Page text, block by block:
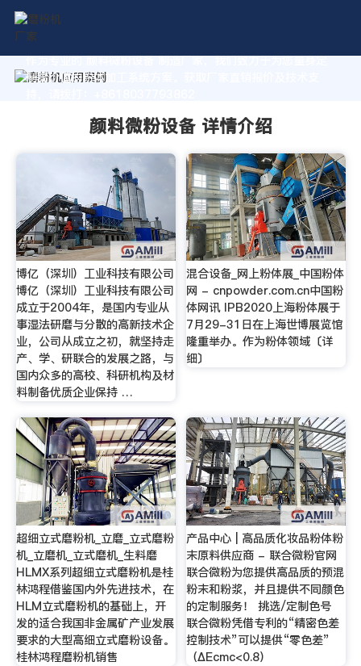
作为专业的 颜料微粉设备 制造厂家，我们致力于为您量身定
制高价值的粉体加工系统方案。获取厂家直销报价及技术支
颜料微粉设备 详情介绍
博亿（深圳）工业科技有限公司
博亿（深圳）工业科技有限公司
成立于2004年，是国内专业从
事湿法研磨与分散的高新技术企
业，公司从成立之初，就坚持走
产、学、研联合的发展之路，与
国内众多的高校、科研机构及材
料制备优质企业保持 …
混合设备_网上粉体展_中国粉体
网 - cnpowder.com.cn中国粉
体网讯 IPB2020上海粉体展于
7月29-31日在上海世博展览馆
隆重举办。作为粉体领域〔详
细〕
超细立式磨粉机_立磨_立式磨粉
机_立磨机_立式磨机_生料磨
HLMX系列超细立式磨粉机是桂
林鸿程借鉴国内外先进技术，在
HLM立式磨粉机的基础上，开
发的适合我国非金属矿产业发展
要求的大型高细立式磨粉设备。
桂林鸿程磨粉机销售
产品中心 | 高品质化妆品粉体粉
末原料供应商 - 联合微粉官网
联合微粉为您提供高品质的预混
粉末和粉浆，并且提供不同颜色
的定制服务！ 挑选/定制色号
联合微粉凭借专利的“精密色差
控制技术”可以提供“零色差”
（ΔEcmc<0.8）